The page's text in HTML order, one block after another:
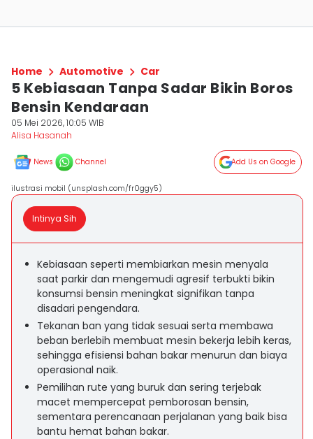
Home Automotive Car
5 Kebiasaan Tanpa Sadar Bikin Boros
Bensin Kendaraan
05 Mei 2026, 10:05 WIB
Alisa Hasanah
News Channel Add Us on Google
ilustrasi mobil (unsplash.com/fr0ggy5)
Intinya Sih
Kebiasaan seperti membiarkan mesin menyala
saat parkir dan mengemudi agresif terbukti bikin
konsumsi bensin meningkat signifikan tanpa
disadari pengendara.
Tekanan ban yang tidak sesuai serta membawa
beban berlebih membuat mesin bekerja lebih keras,
sehingga efisiensi bahan bakar menurun dan biaya
operasional naik.
Pemilihan rute yang buruk dan sering terjebak
macet mempercepat pemborosan bensin,
sementara perencanaan perjalanan yang baik bisa
bantu hemat bahan bakar.